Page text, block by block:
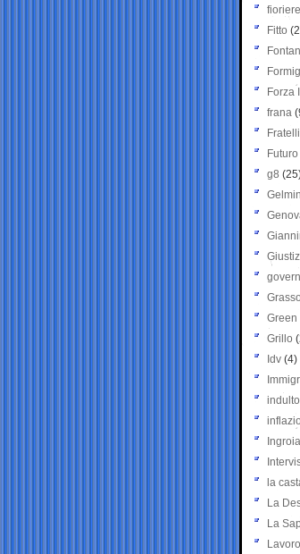
fioriere
Fitto
Forza
frana
g8
Grasso
Green
Grillo
Idv (4)
indulto
Ingroia
la
La
La
Lavoro